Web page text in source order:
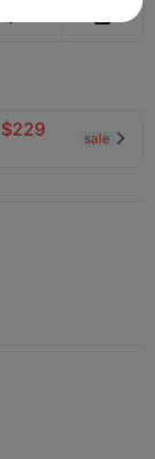
sale 